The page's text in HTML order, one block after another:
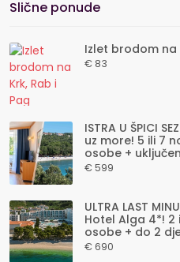
Slične ponude
Izlet brodom na
€ 83
ISTRA U ŠPICI
uz more! 5 ili 7
osobe + uključen
€ 599
ULTRA LAST
Hotel Alga 4*! 2
osobe + do 2
€ 690